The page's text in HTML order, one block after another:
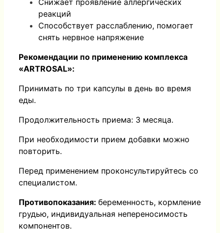
Снижает проявление аллергических
реакций
Способствует расслаблению, помогает
снять нервное напряжение
Рекомендации по применению комплекса
«ARTROSAL»:
Принимать по три капсулы в день во время
еды.
Продолжительность приема: 3 месяца.
При необходимости прием добавки можно
повторить.
Перед применением проконсультируйтесь со
специалистом.
Противопоказания: беременность, кормление
грудью, индивидуальная непереносимость
компонентов.